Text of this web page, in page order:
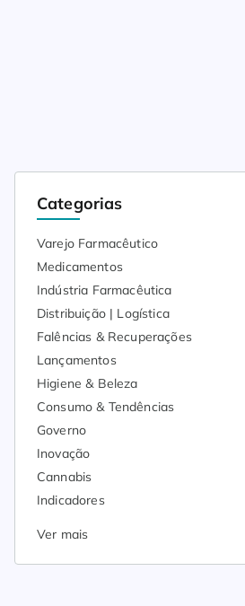
Categorias
Varejo Farmacêutico
Medicamentos
Indústria Farmacêutica
Distribuição | Logística
Falências & Recuperações
Lançamentos
Higiene & Beleza
Consumo & Tendências
Governo
Inovação
Cannabis
Indicadores
Ver mais